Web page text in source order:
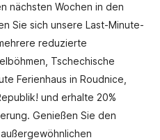
nächsten Wochen in den
Sie sich unsere Last-Minute-
reduzierte
Tschechische
Ferienhaus in Roudnice,
und erhalte 20%
Genießen Sie den